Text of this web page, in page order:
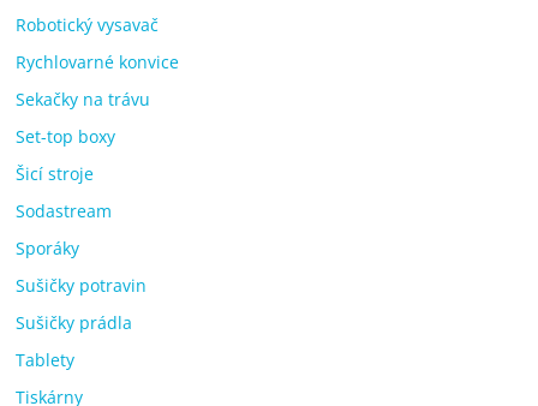
Robotický vysavač
Rychlovarné konvice
Sekačky na trávu
Set-top boxy
Šicí stroje
Sodastream
Sporáky
Sušičky potravin
Sušičky prádla
Tablety
Tiskárny